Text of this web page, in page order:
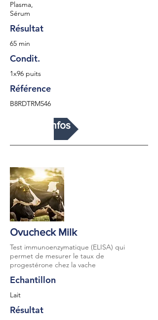
Plasma,
Sérum
Résultat
65 min
Condit.
1x96 puits
Référence
B8RDTRM546
Plus d'infos
Ovucheck Milk
Test immunoenzymatique (ELISA) qui
permet de mesurer le taux de
progestérone chez la vache
Echantillon
Lait
Résultat